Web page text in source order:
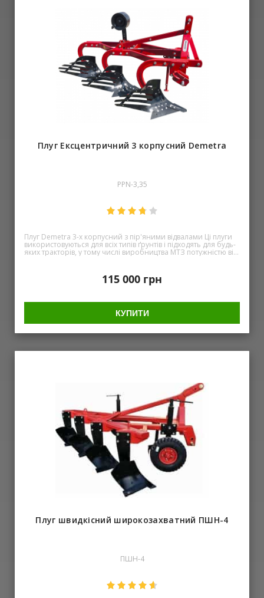
Плуг Ексцентричний 3 корпусний Demetra
PPN-3,35
Плуг Demetra 3-х корпусний з пір'яними відвалами Ці плуги
використовуються для всіх типів ґрунтів і підходять для будь-
яких тракторів, у тому числі виробництва МТЗ потужністю від
забезпечує повний оберт пласта і створює найкращі умови
для розкладання пожнивних залишків. На корпусах
так само долото зроблено з високоміцної сталі, що підвищує
налипає на відвал Вимагають менше тяги, до 20%
пластинами Характеристика 3-х корпусного плуга:
115 000 грн
КУПИТИ
Плуг швидкісний широкозахватний ПШН-4
ПШН-4